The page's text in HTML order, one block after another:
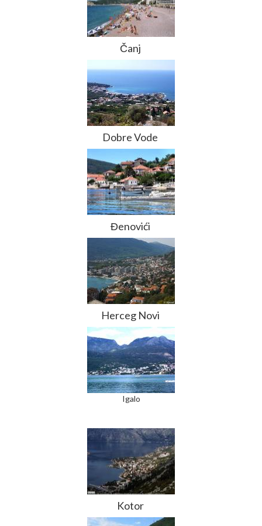
Čanj
Dobre Vode
Đenovići
Herceg Novi
Igalo
Kotor